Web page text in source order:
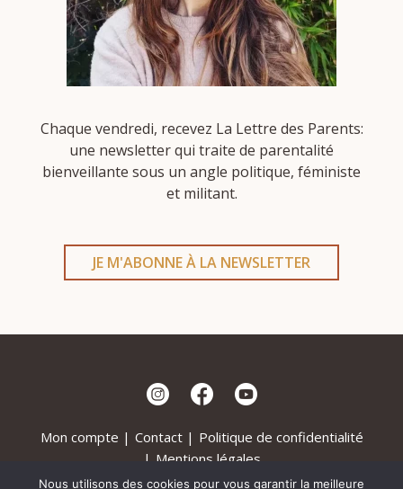
Chaque vendredi, recevez La Lettre des Parents:
une newsletter qui traite de parentalité
bienveillante sous un angle politique, féministe
et militant.
JE M'ABONNE À LA NEWSLETTER
Mon compte Contact
Politique de confidentialité
Mentions légales
Nous utilisons des cookies pour vous garantir la meilleure